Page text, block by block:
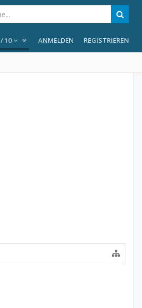
/10 ANMELDEN REGISTRIEREN